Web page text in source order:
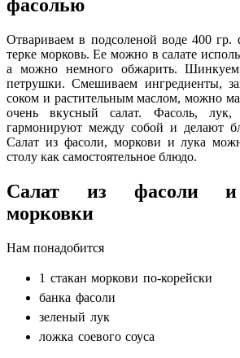
фасолью
Отвариваем в подсоленой воде 400 гр.
терке морковь. Ее можно в салате
а можно немного обжарить.
петрушки. Смешиваем ингредиенты,
соком и растительным маслом, можно
очень вкусный салат. Фасоль, лук,
гармонируют между собой и делают
Салат из фасоли, моркови и лука
столу как самостоятельное блюдо.
Салат из фасоли и
морковки
Нам понадобится
1 стакан моркови по-корейски
банка фасоли
зеленый лук
ложка соевого соуса